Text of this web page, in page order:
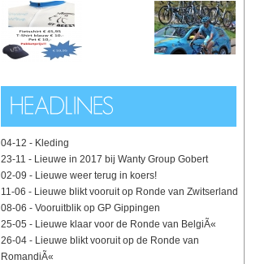
04-12 - Kleding
23-11 - Lieuwe in 2017 bij Wanty Group Gobert
02-09 - Lieuwe weer terug in koers!
11-06 - Lieuwe blikt vooruit op Ronde van Zwitserland
08-06 - Vooruitblik op GP Gippingen
25-05 - Lieuwe klaar voor de Ronde van BelgiÃ«
26-04 - Lieuwe blikt vooruit op de Ronde van
RomandiÃ«